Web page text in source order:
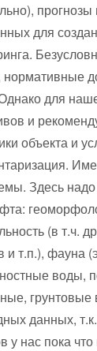
для
для
и
объекта и
Здесь
(в т.ч.
и т.п.), фауна
воды,
грунтовые
данных,
у нас пока